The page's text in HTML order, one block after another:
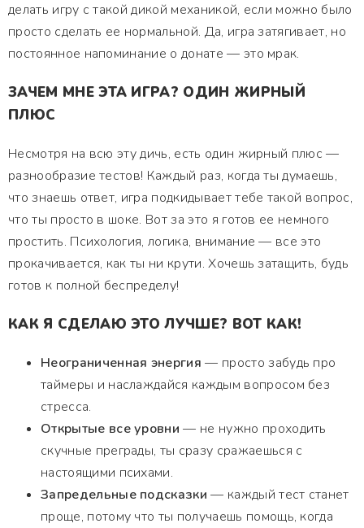
делать игру с такой дикой механикой, если можно было
просто сделать ее нормальной. Да, игра затягивает, но
постоянное напоминание о донате — это мрак.
ЗАЧЕМ МНЕ ЭТА ИГРА? ОДИН ЖИРНЫЙ
ПЛЮС
Несмотря на всю эту дичь, есть один жирный плюс —
разнообразие тестов! Каждый раз, когда ты думаешь,
что знаешь ответ, игра подкидывает тебе такой вопрос,
что ты просто в шоке. Вот за это я готов ее немного
простить. Психология, логика, внимание — все это
прокачивается, как ты ни крути. Хочешь затащить, будь
готов к полной беспределу!
КАК Я СДЕЛАЮ ЭТО ЛУЧШЕ? ВОТ КАК!
Неограниченная энергия — просто забудь про
таймеры и наслаждайся каждым вопросом без
стресса.
Открытые все уровни — не нужно проходить
скучные преграды, ты сразу сражаешься с
настоящими психами.
Запредельные подсказки — каждый тест станет
проще, потому что ты получаешь помощь, когда